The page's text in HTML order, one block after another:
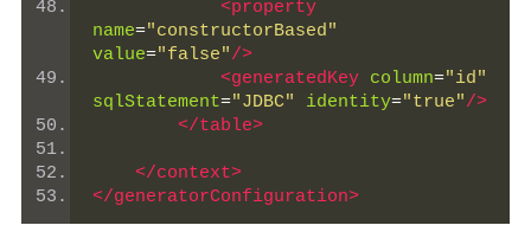
<property
name="constructorBased"
value="false"/>
<generatedKey column="id"
sqlStatement="JDBC" identity="true"/>
</table>
</context>
</generatorConfiguration>